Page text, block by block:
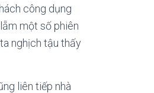
công dụng
một số phiên
nghịch tậu thấy
liên tiếp nhà